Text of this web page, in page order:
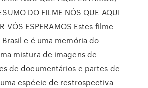
DO FILME NÓS QUE AQUI
VÓS ESPERAMOS Estes filme
e é uma memória do
mistura de imagens de
de documentários e partes de
espécie de restrospectiva